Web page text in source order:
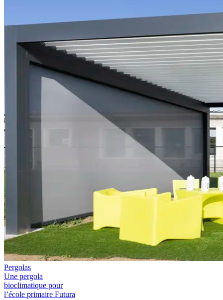
Pergolas
Une pergola
bioclimatique pour
l’école primaire Futura